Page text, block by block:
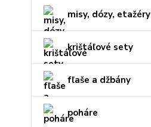
misy, dózy, etažéry
krištáľové sety
fľaše a džbány
poháre